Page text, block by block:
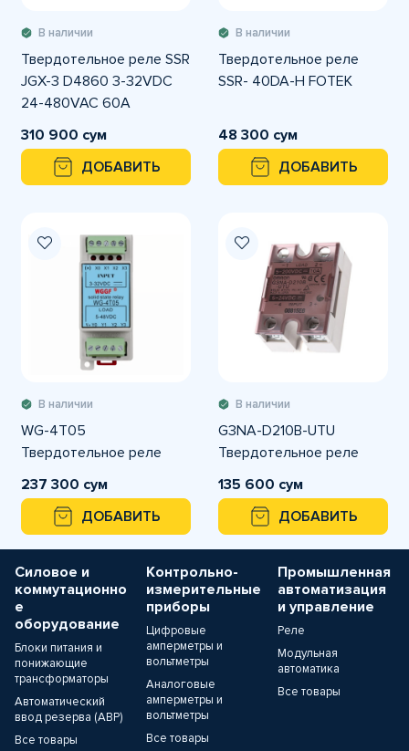
В наличии
Твердотельное реле SSR
JGX-3 D4860 3-32VDC
24-480VAC 60А
310 900 сум
ДОБАВИТЬ
В наличии
Твердотельное реле
SSR- 40DA-H FOTEK
48 300 сум
ДОБАВИТЬ
В наличии
WG-4T05
Твердотельное реле
237 300 сум
ДОБАВИТЬ
В наличии
G3NA-D210B-UTU
Твердотельное реле
135 600 сум
ДОБАВИТЬ
Силовое и
коммутационно
е
оборудование
Блоки питания и
понижающие
трансформаторы
Автоматический
ввод резерва (АВР)
Все товары
Контрольно-
измерительные
приборы
Цифровые
амперметры и
вольтметры
Аналоговые
амперметры и
вольтметры
Все товары
Промышленная
автоматизация
и управление
Реле
Модульная
автоматика
Все товары